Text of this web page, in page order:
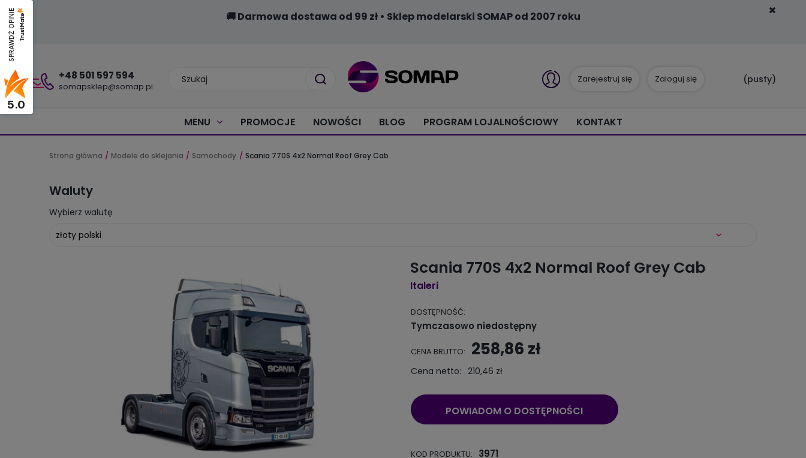
🚚 Darmowa dostawa od 99 zł • Sklep modelarski SOMAP od 2007 roku
+48 501 597 594
somapsklep@somap.pl
(pusty)
Zarejestruj się Zaloguj się
MENU PROMOCJE NOWOŚCI BLOG PROGRAM LOJALNOŚCIOWY KONTAKT
Strona główna Modele do sklejania Samochody Scania 770S 4x2 Normal Roof Grey Cab
Waluty
Wybierz walutę
Scania 770S 4x2 Normal Roof Grey Cab
Italeri
DOSTĘPNOŚĆ:
Tymczasowo niedostępny
CENA BRUTTO: 258,86 zł
Cena netto: 210,46 zł
POWIADOM O DOSTĘPNOŚCI
KOD PRODUKTU: 3971
SPRAWDŹ OPINIE
5.0